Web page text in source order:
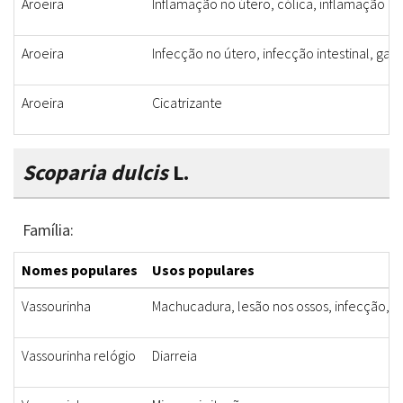
Aroeira Inflamação no útero, cólica, inflamação
Aroeira Infecção no útero, infecção intestinal,
Aroeira Cicatrizante
Scoparia dulcisL.
Família:
Nomes populares
Usos populares
Vassourinha
Machucadura, lesão nos ossos, infecção,
Vassourinha relógio Diarreia